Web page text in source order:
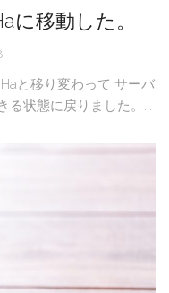
に移動した。
と移り変わって サーバ
る状態に戻りました。...